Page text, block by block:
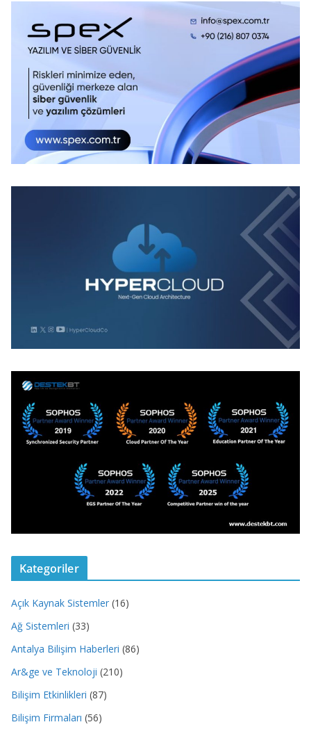
Kategoriler
Açık Kaynak Sistemler (16)
Ağ Sistemleri (33)
Antalya Bilişim Haberleri (86)
Ar&ge ve Teknoloji (210)
Bilişim Etkinlikleri (87)
Bilişim Firmaları (56)